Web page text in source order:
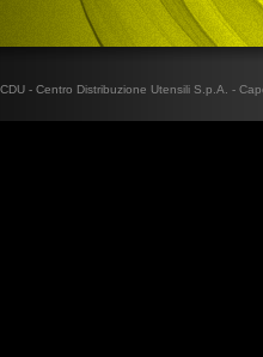
CDU - Centro Distribuzione Utensili S.p.A. -